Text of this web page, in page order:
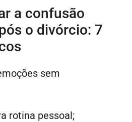
a confusão
o divórcio: 7
sem
rotina pessoal;